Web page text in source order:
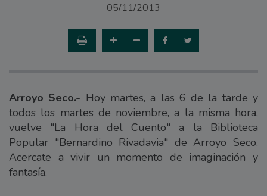
05/11/2013
Arroyo Seco.- Hoy martes, a las 6 de la tarde y
todos los martes de noviembre, a la misma hora,
vuelve "La Hora del Cuento" a la Biblioteca
Popular "Bernardino Rivadavia" de Arroyo Seco.
Acercate a vivir un momento de imaginación y
fantasía.